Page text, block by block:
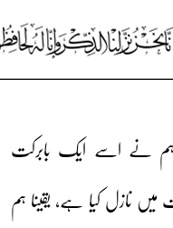
نے اسے ایک بابرکت
نازل کیا ہے، یقینا ہم